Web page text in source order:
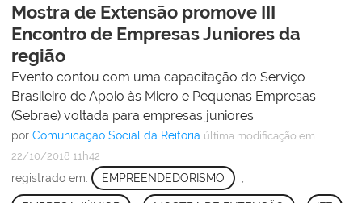
Mostra de Extensão promove III
Encontro de Empresas Juniores da
região
Evento contou com uma capacitação do Serviço
Brasileiro de Apoio às Micro e Pequenas Empresas
(Sebrae) voltada para empresas juniores.
por Comunicação Social da Reitoria última modificação em
22/10/2018 11h42
registrado em: EMPREENDEDORISMO